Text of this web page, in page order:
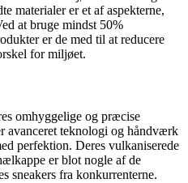
materialer er et af aspekterne,
at bruge mindst 50%
er de med til at reducere
for miljøet.
omhyggelige og præcise
avanceret teknologi og håndværk
perfektion. Deres vulkaniserede
er blot nogle af de
sneakers fra konkurrenterne.